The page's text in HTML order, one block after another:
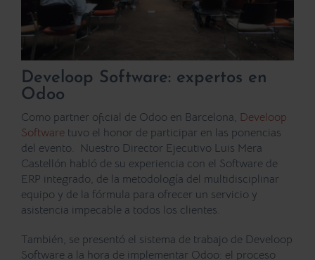
Develoop Software: expertos en
Odoo
Como partner oficial de Odoo en Barcelona, Develoop
Software tuvo el honor de participar en las ponencias
del evento.
Nuestro Director Ejecutivo Luis Mera
Castellón habló de su experiencia con el Software de
ERP integrado, de la metodología del multidisciplinar
equipo y de la fórmula para ofrecer un servicio y
asistencia impecable a todos los clientes.
También, se presentó el sistema de trabajo de Develoop
Software a la hora de implementar Odoo: el proceso